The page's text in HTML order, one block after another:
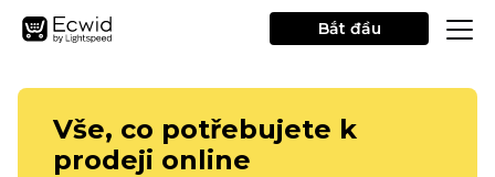
Bắt đầu
Vše, co potřebujete k
prodeji online